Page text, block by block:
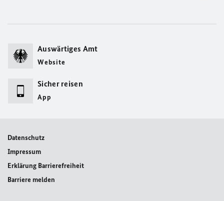
Auswärtiges Amt
Website
Sicher reisen
App
Datenschutz
Impressum
Erklärung Barrierefreiheit
Barriere melden